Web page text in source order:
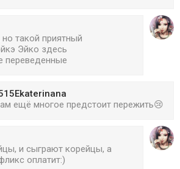
такой приятный
Эйко здесь
переведенные
ещё многое предстоит пережить😢
и сыграют корейцы, а
оплатит:)